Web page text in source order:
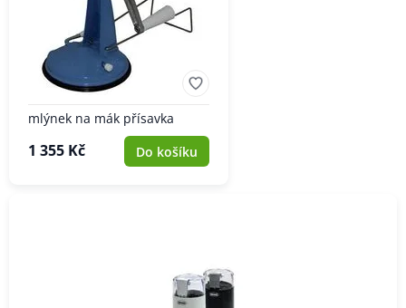
mlýnek na mák přísavka
1 355 Kč Do košíku